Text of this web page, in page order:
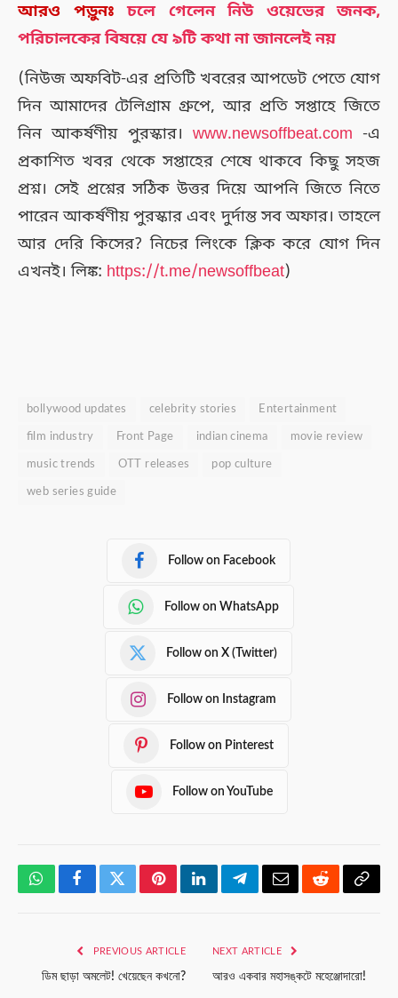
আরও পড়ুনঃ
চলে গেলেন নিউ ওয়েভের জনক,
পরিচালকের বিষয়ে যে ৯টি কথা না জানলেই নয়
(নিউজ অফবিট-এর প্রতিটি খবরের আপডেট পেতে যোগ
দিন আমাদের টেলিগ্রাম গ্রুপে, আর প্রতি সপ্তাহে জিতে
নিন আকর্ষণীয় পুরস্কার। www.newsoffbeat.com -এ
প্রকাশিত খবর থেকে সপ্তাহের শেষে থাকবে কিছু সহজ
প্রশ্ন। সেই প্রশ্নের সঠিক উত্তর দিয়ে আপনি জিতে নিতে
পারেন আকর্ষণীয় পুরস্কার এবং দুর্দান্ত সব অফার। তাহলে
আর দেরি কিসের? নিচের লিংকে ক্লিক করে যোগ দিন
এখনই। লিঙ্ক: https://t.me/newsoffbeat)
bollywood updates celebrity stories Entertainment
film industry Front Page indian cinema movie review
music trends OTT releases pop culture
web series guide
Follow on Facebook
Follow on WhatsApp
Follow on X (Twitter)
Follow on Instagram
Follow on Pinterest
Follow on YouTube
WhatsAppFacebookTwitterPinterestLinkedInTelegramEmailRedditCopy
PREVIOUS ARTICLE
ডিম ছাড়া অমলেট! খেয়েছেন কখনো?
NEXT ARTICLE
আরও একবার মহাসঙ্কটে মহেঞ্জোদারো!